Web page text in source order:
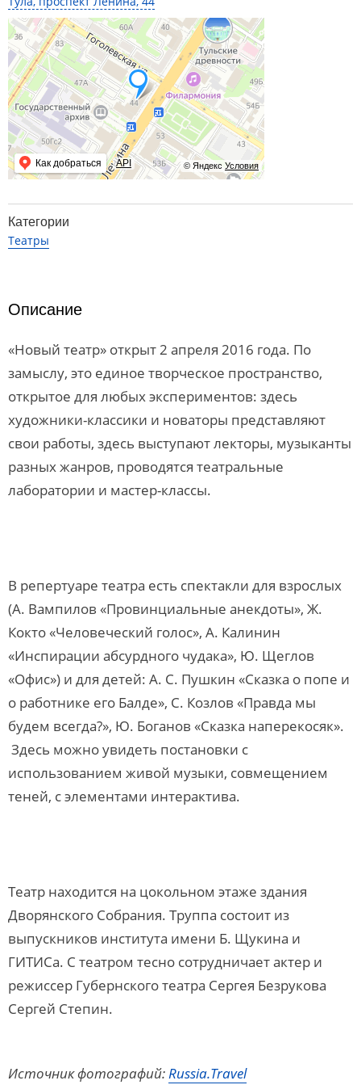
© Яндекс Условия
Как добраться API
Категории
Театры
Описание
«Новый театр» открыт 2 апреля 2016 года. По
замыслу, это единое творческое пространство,
открытое для любых экспериментов: здесь
художники-классики и новаторы представляют
свои работы, здесь выступают лекторы, музыканты
разных жанров, проводятся театральные
лаборатории и мастер-классы.
В репертуаре театра есть спектакли для взрослых
(А. Вампилов «Провинциальные анекдоты», Ж.
Кокто «Человеческий голос», А. Калинин
«Инспирации абсурдного чудака», Ю. Щеглов
«Офис») и для детей: А. С. Пушкин «Сказка о попе и
о работнике его Балде», С. Козлов «Правда мы
будем всегда?», Ю. Боганов «Сказка наперекосяк».
Здесь можно увидеть постановки с
использованием живой музыки, совмещением
теней, с элементами интерактива.
Театр находится на цокольном этаже здания
Дворянского Собрания. Труппа состоит из
выпускников института имени Б. Щукина и
ГИТИСа. С театром тесно сотрудничает актер и
режиссер Губернского театра Сергея Безрукова
Сергей Степин.
Источник фотографий:Russia.Travel